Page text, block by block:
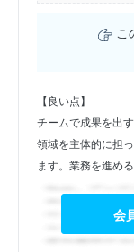
こ
【良い点】
チームで成果を出
領域を主体的に担
ます。業務を進め
会